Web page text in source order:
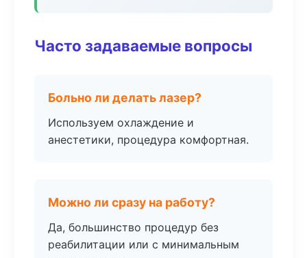
Часто задаваемые вопросы
Больно ли делать лазер?
Используем охлаждение и
анестетики, процедура комфортная.
Можно ли сразу на работу?
Да, большинство процедур без
реабилитации или с минимальным